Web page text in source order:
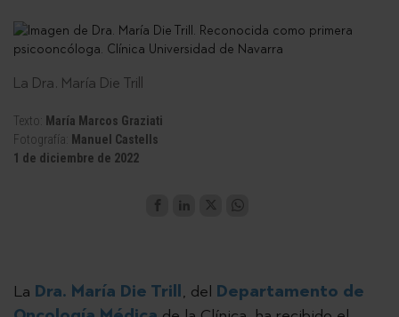
La Dra. María Die Trill
Texto:
María Marcos Graziati
Fotografía:
Manuel Castells
1 de diciembre de 2022
La Dra. María Die Trill , del Departamento de